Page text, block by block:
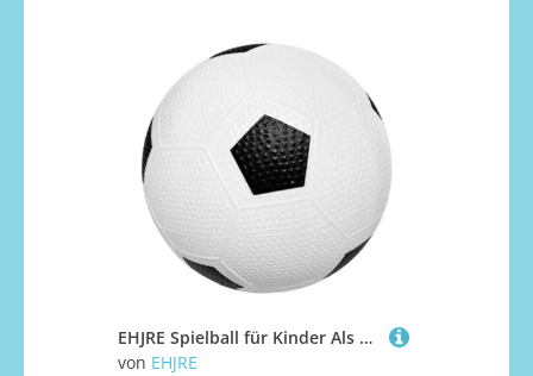
EHJRE Spielball für Kinder Als Hüpfball Lernball Und Spielplatzball Geräuscharm Und Weich Zur Schonung von Böden Als Geburtstagsgeschenk Und Mitgebsel für, Körniger Fußball
von EHJRE